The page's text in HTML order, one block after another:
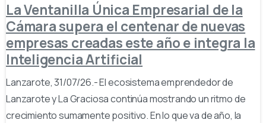
La Ventanilla Única Empresarial de la
Cámara supera el centenar de nuevas
empresas creadas este año e integra la
Inteligencia Artificial
Lanzarote, 31/07/26.- El ecosistema emprendedor de
Lanzarote y La Graciosa continúa mostrando un ritmo de
crecimiento sumamente positivo. En lo que va de año, la